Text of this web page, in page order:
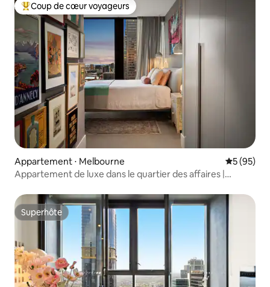
Coups de cœur voyageurs les plus appréciés
Coup de cœur voyageurs
Appartement ⋅ Melbourne
5 (95)
Appartement de luxe dans le quartier des affaires |
Superhôte
Superhôte